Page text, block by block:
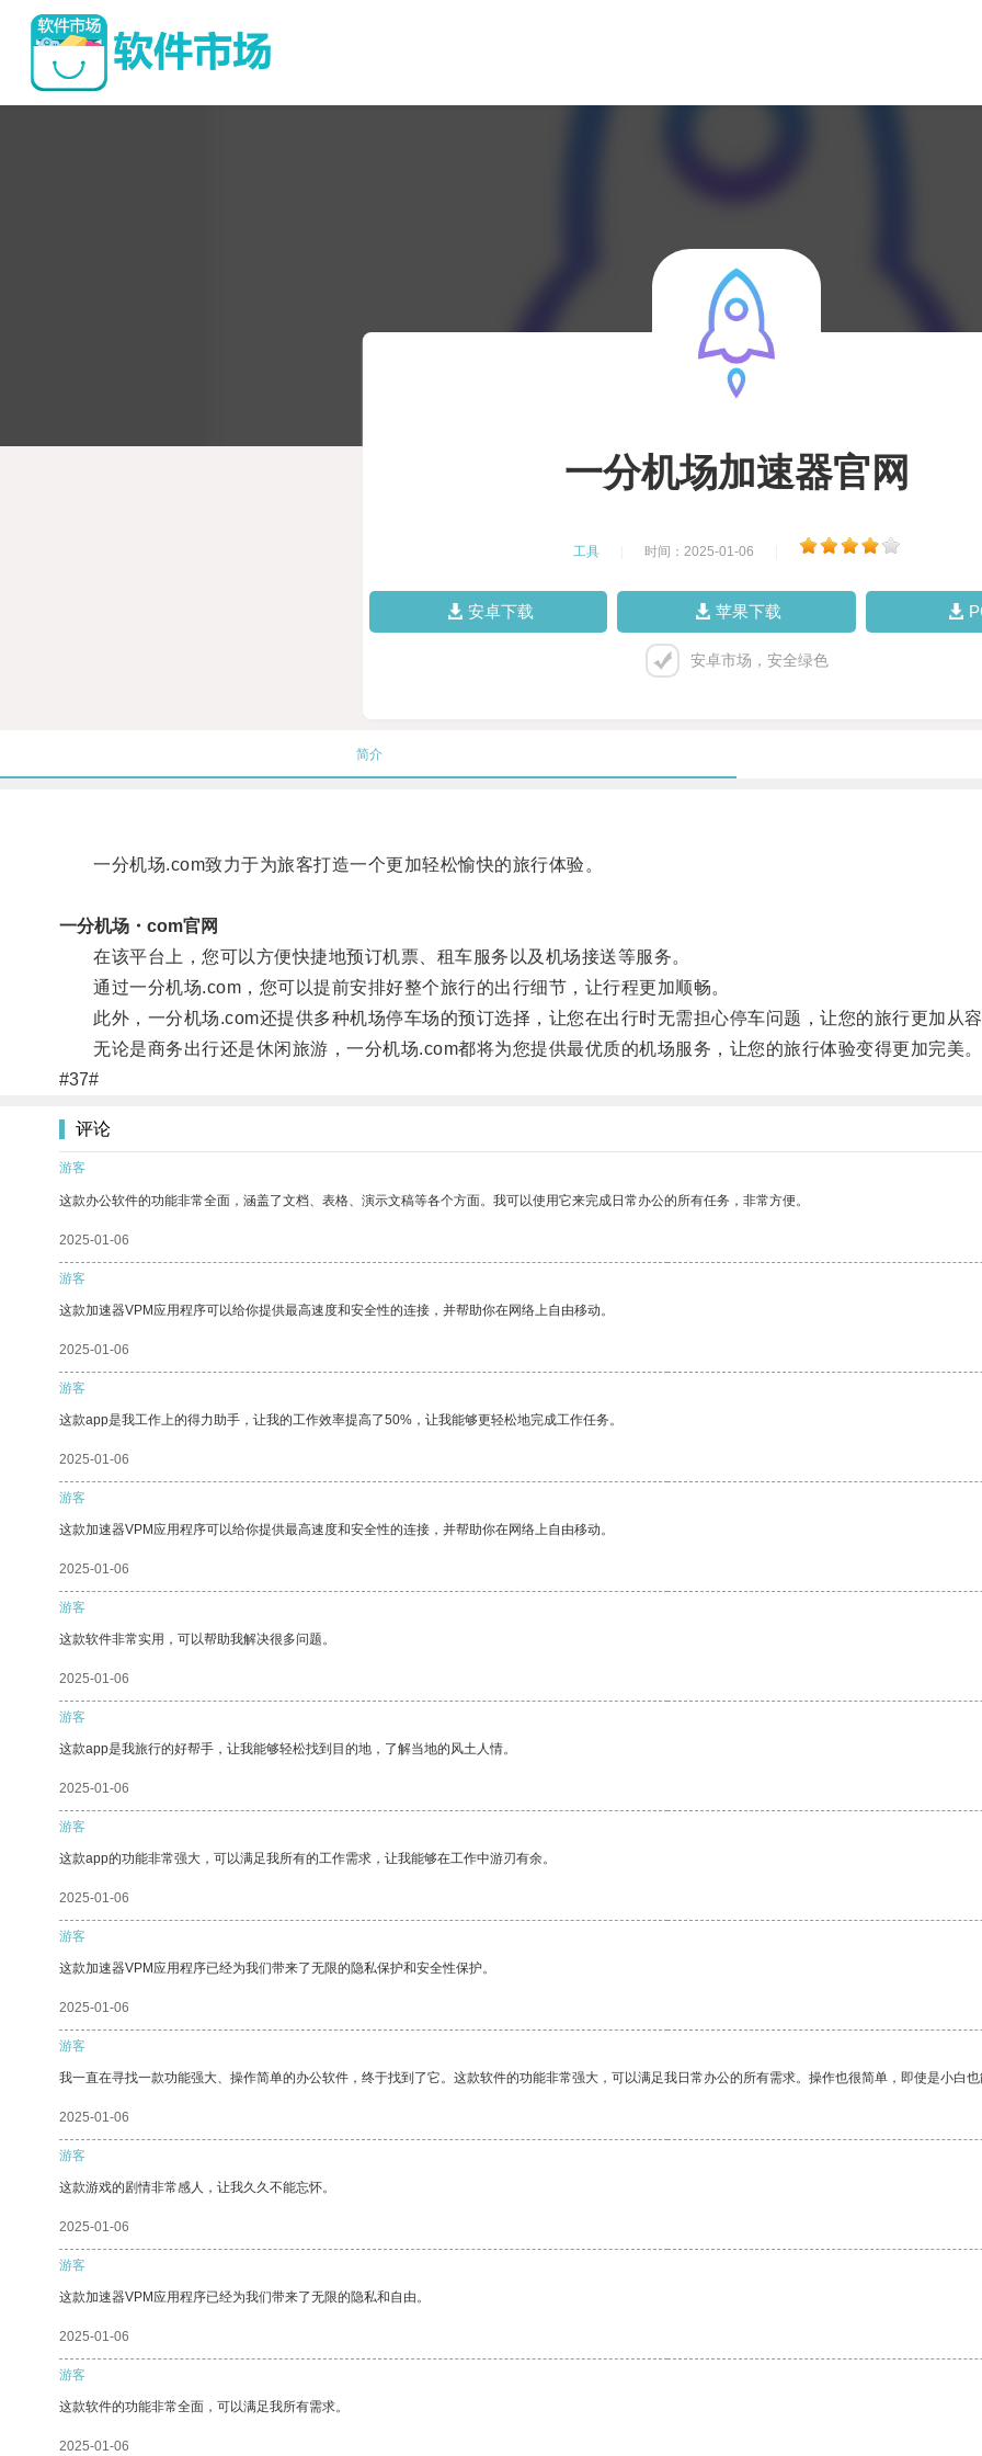
一分机场加速器官网
工具 时间：2025-01-06
安卓下载 苹果下载
安卓市场，安全绿色
简介
一分机场.com致力于为旅客打造一个更加轻松愉快的旅行体验。
一分机场・com官网
在该平台上，您可以方便快捷地预订机票、租车服务以及机场接送等服务。
通过一分机场.com，您可以提前安排好整个旅行的出行细节，让行程更加顺畅。
此外，一分机场.com还提供多种机场停车场的预订选择，让您在出行时无需担心停车问题，让您的旅行更加从容
无论是商务出行还是休闲旅游，一分机场.com都将为您提供最优质的机场服务，让您的旅行体验变得更加完美。
#37#
评论
游客
这款办公软件的功能非常全面，涵盖了文档、表格、演示文稿等各个方面。我可以使用它来完成日常办公的所有任务，非常方便。
2025-01-06
游客
这款加速器VPM应用程序可以给你提供最高速度和安全性的连接，并帮助你在网络上自由移动。
2025-01-06
游客
这款app是我工作上的得力助手，让我的工作效率提高了50%，让我能够更轻松地完成工作任务。
2025-01-06
游客
这款加速器VPM应用程序可以给你提供最高速度和安全性的连接，并帮助你在网络上自由移动。
2025-01-06
游客
这款软件非常实用，可以帮助我解决很多问题。
2025-01-06
游客
这款app是我旅行的好帮手，让我能够轻松找到目的地，了解当地的风土人情。
2025-01-06
游客
这款app的功能非常强大，可以满足我所有的工作需求，让我能够在工作中游刃有余。
2025-01-06
游客
这款加速器VPM应用程序已经为我们带来了无限的隐私保护和安全性保护。
2025-01-06
游客
我一直在寻找一款功能强大、操作简单的办公软件，终于找到了它。这款软件的功能非常强大，可以满足我日常办公的所有需求。操作也很简单，即使是小白也
2025-01-06
游客
这款游戏的剧情非常感人，让我久久不能忘怀。
2025-01-06
游客
这款加速器VPM应用程序已经为我们带来了无限的隐私和自由。
2025-01-06
游客
这款软件的功能非常全面，可以满足我所有需求。
2025-01-06